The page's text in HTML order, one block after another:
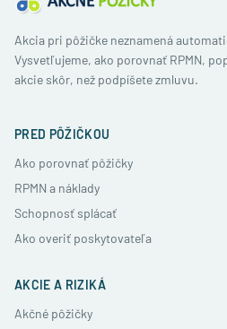
Akcia pri pôžičke neznamená
Vysvetľujeme, ako porovnať RPMN,
akcie skôr, než podpíšete zmluvu.
PRED PÔŽIČKOU
Ako porovnať pôžičky
RPMN a náklady
Schopnosť splácať
Ako overiť poskytovateľa
AKCIE A RIZIKÁ
Akčné pôžičky